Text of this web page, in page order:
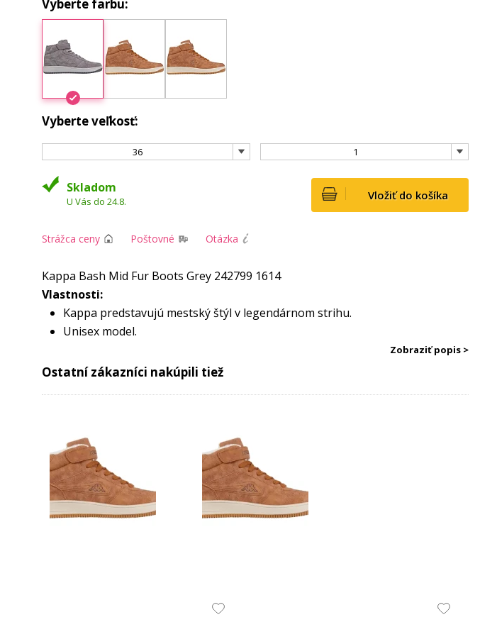
Vyberte farbu:
Vyberte veľkosť:
36 1
Vložiť do košíka
Skladom
U Vás do 24.8.
Strážca ceny Poštovné Otázka
Zobraziť popis >
Kappa Bash Mid Fur Boots Grey 242799 1614
Vlastnosti:
Kappa predstavujú mestský štýl v legendárnom strihu.
Unisex model.
Syntetický, predĺžený zvršok sa prispôsobí nohe a perforácia v prednej
časti nielen zvýrazňuje klasický strih topánky, ale zabezpečuje aj voľné
Gumová podrážka s priľnavým dezénom.
:
Ostatní zákazníci nakúpili tiež